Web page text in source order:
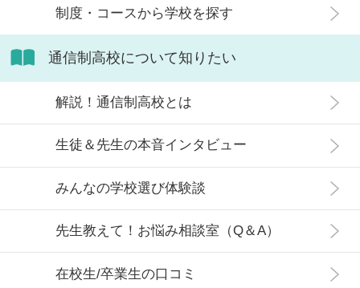
制度・コースから学校を探す
通信制高校について知りたい
解説！通信制高校とは
生徒＆先生の本音インタビュー
みんなの学校選び体験談
先生教えて！お悩み相談室（Q＆A）
在校生/卒業生の口コミ